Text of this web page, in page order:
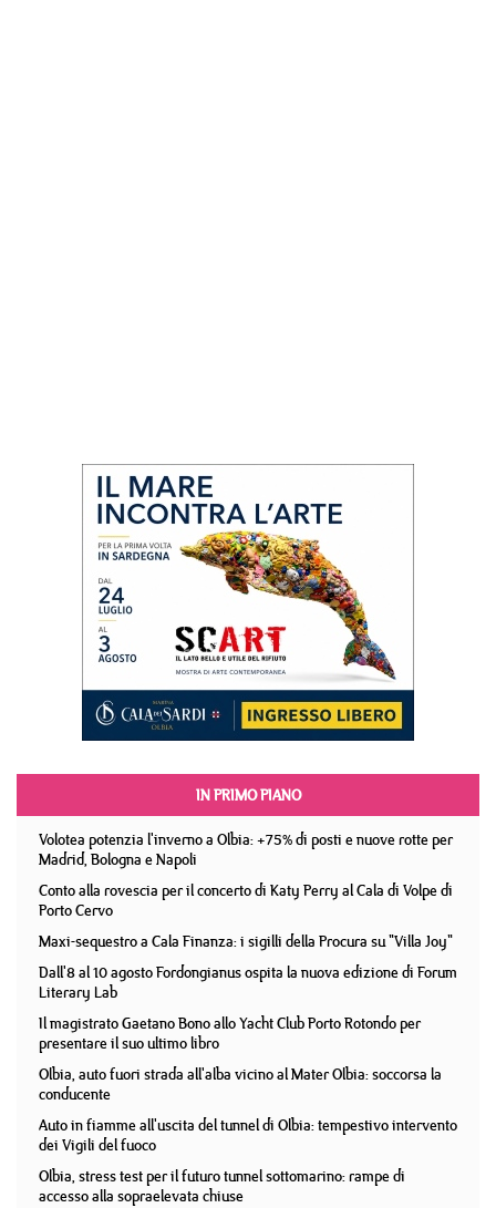
IN PRIMO PIANO
Volotea potenzia l'inverno a Olbia: +75% di posti e nuove rotte per
Madrid, Bologna e Napoli
Conto alla rovescia per il concerto di Katy Perry al Cala di Volpe di
Porto Cervo
Maxi-sequestro a Cala Finanza: i sigilli della Procura su "Villa Joy"
Dall'8 al 10 agosto Fordongianus ospita la nuova edizione di Forum
Literary Lab
Il magistrato Gaetano Bono allo Yacht Club Porto Rotondo per
presentare il suo ultimo libro
Olbia, auto fuori strada all'alba vicino al Mater Olbia: soccorsa la
conducente
Auto in fiamme all'uscita del tunnel di Olbia: tempestivo intervento
dei Vigili del fuoco
Olbia, stress test per il futuro tunnel sottomarino: rampe di
accesso alla sopraelevata chiuse